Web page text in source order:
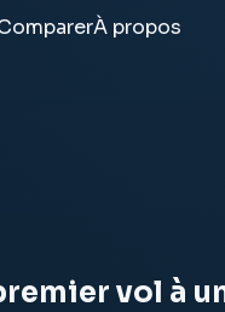
À propos
vol à